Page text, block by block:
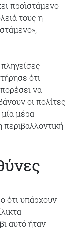
προϊστάμενο
τους η
ότι
να
οι πολίτες
μέρα
περιβαλλοντική
ότι υπάρχουν
αυτό ήταν